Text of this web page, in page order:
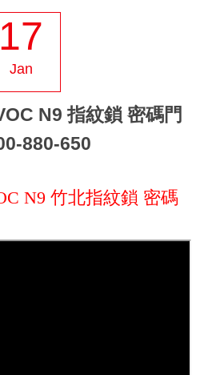
17
Jan
N9 指紋鎖 密碼門
880-650
N9 竹北指紋鎖 密碼